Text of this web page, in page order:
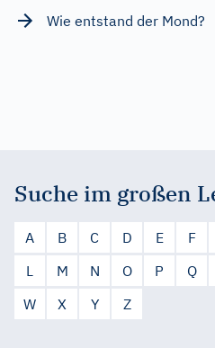
Wie entstand der Mond?
Suche im großen
A B C D E F
L
M N O P Q
W
X Y Z